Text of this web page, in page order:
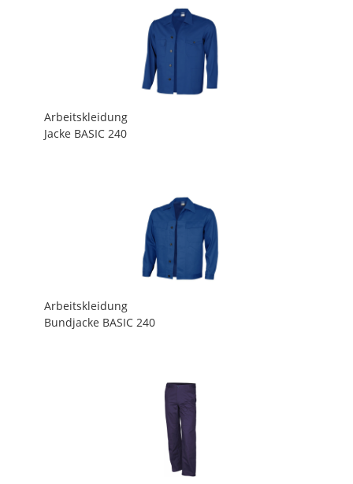
Arbeitskleidung
Jacke BASIC 240
Arbeitskleidung
Bundjacke BASIC 240